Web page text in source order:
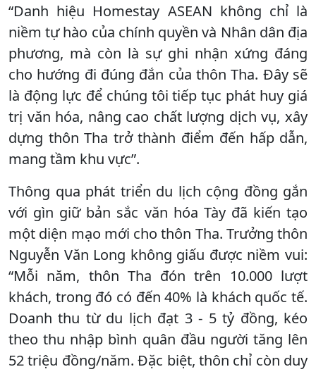
“Danh hiệu Homestay ASEAN không chỉ là
niềm tự hào của chính quyền và Nhân dân địa
phương, mà còn là sự ghi nhận xứng đáng
cho hướng đi đúng đắn của thôn Tha. Đây sẽ
là động lực để chúng tôi tiếp tục phát huy giá
trị văn hóa, nâng cao chất lượng dịch vụ, xây
dựng thôn Tha trở thành điểm đến hấp dẫn,
mang tầm khu vực”.
Thông qua phát triển du lịch cộng đồng gắn
với gìn giữ bản sắc văn hóa Tày đã kiến tạo
một diện mạo mới cho thôn Tha. Trưởng thôn
Nguyễn Văn Long không giấu được niềm vui:
“Mỗi năm, thôn Tha đón trên 10.000 lượt
khách, trong đó có đến 40% là khách quốc tế.
Doanh thu từ du lịch đạt 3 - 5 tỷ đồng, kéo
theo thu nhập bình quân đầu người tăng lên
52 triệu đồng/năm. Đặc biệt, thôn chỉ còn duy